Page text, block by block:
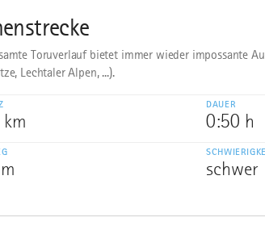
Toruverlauf bietet immer wieder impossante
Lechtaler Alpen, ...).
DAUER
0:50 h
schwer